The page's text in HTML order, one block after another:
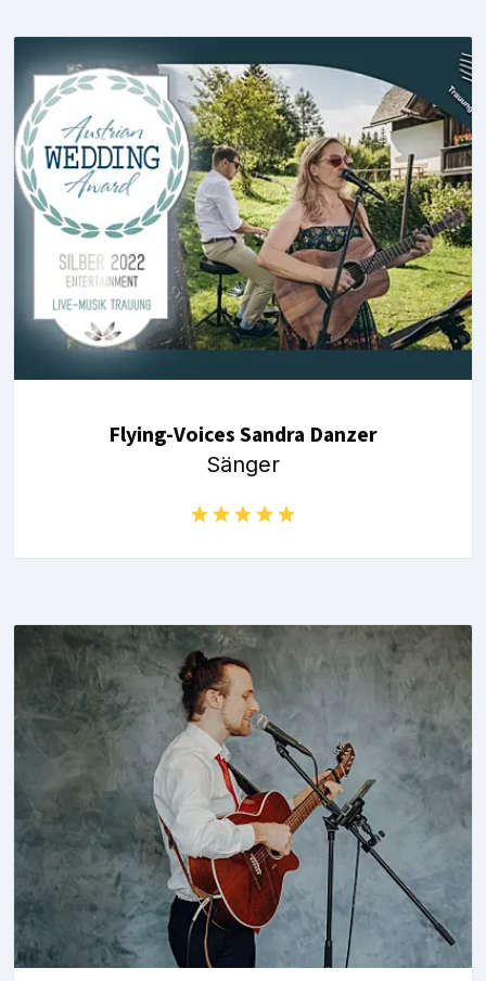
Flying-Voices Sandra Danzer
Sänger